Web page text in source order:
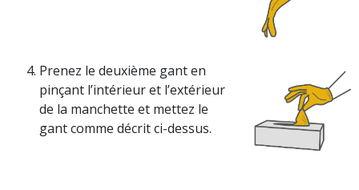
Prenez le deuxième gant en
pinçant l’intérieur et l’extérieur
de la manchette et mettez le
gant comme décrit ci-dessus.